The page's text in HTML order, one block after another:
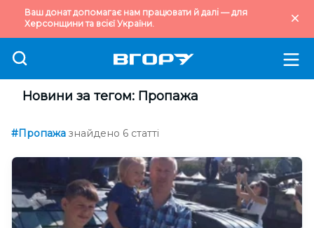
Ваш донат допомагає нам працювати й далі — для
Херсонщини та всієї України.
Новини за тегом: Пропажа
#Пропажа знайдено 6 статті